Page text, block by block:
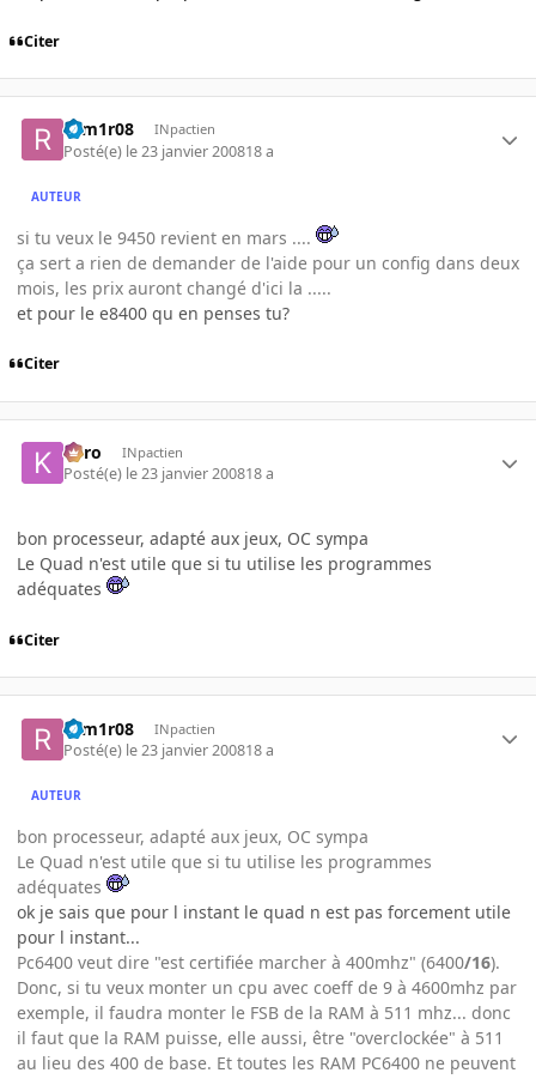
Citer
rom1r08 INpactien
Posté(e) le 23 janvier 200818 a
AUTEUR
si tu veux le 9450 revient en mars ....
ça sert a rien de demander de l'aide pour un config dans deux
mois, les prix auront changé d'ici la .....
et pour le e8400 qu en penses tu?
Citer
kyro INpactien
Posté(e) le 23 janvier 200818 a
bon processeur, adapté aux jeux, OC sympa
Le Quad n'est utile que si tu utilise les programmes
adéquates
Citer
rom1r08 INpactien
Posté(e) le 23 janvier 200818 a
AUTEUR
bon processeur, adapté aux jeux, OC sympa
Le Quad n'est utile que si tu utilise les programmes
adéquates
ok je sais que pour l instant le quad n est pas forcement utile
pour l instant...
Pc6400 veut dire "est certifiée marcher à 400mhz" (6400/16).
Donc, si tu veux monter un cpu avec coeff de 9 à 4600mhz par
exemple, il faudra monter le FSB de la RAM à 511 mhz... donc
il faut que la RAM puisse, elle aussi, être "overclockée" à 511
au lieu des 400 de base. Et toutes les RAM PC6400 ne peuvent